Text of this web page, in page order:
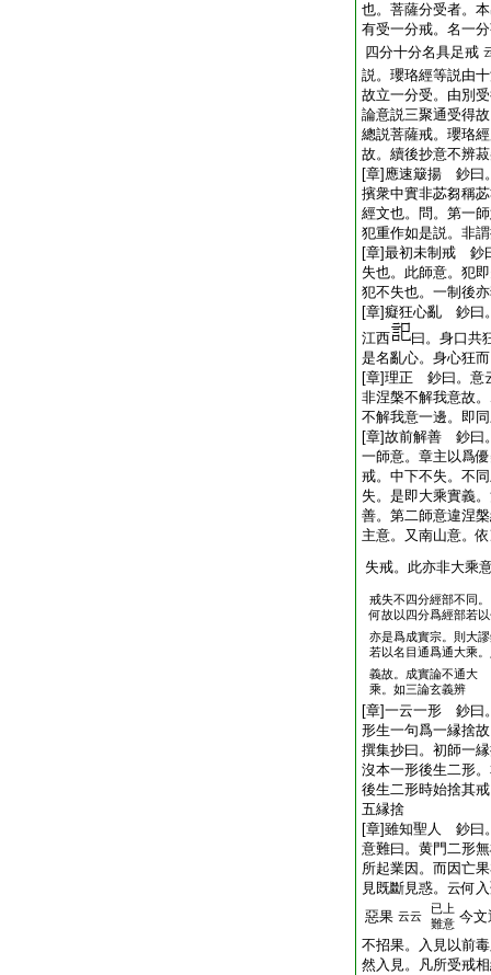
也。菩薩分受者。
有受一分戒。名一
四分十分名具足戒
説。瓔珞經等説由
故立一分受。由別
論意説三聚通受得
總説菩薩戒。瓔珞
故。續後抄意不辨
[章]應速簸揚 鈔曰
擯衆中實非苾芻稱
經文也。問。第一
犯重作如是説。非
[章]最初未制戒 鈔
失也。此師意。犯
犯不失也。一制後
[章]癡狂心亂 鈔曰
江西
曰。身口共
是名亂心。身心狂
[章]理正 鈔曰。意
非涅槃不解我意故
不解我意一邊。即
[章]故前解善 鈔曰
一師意。章主以爲
戒。中下不失。不
失。是即大乘實義
善。第二師意違涅
主意。又南山意。
失戒。此亦非大乘
戒失不四分經部不同
何故以四分爲經部若
亦是爲成實宗。則大
若以名目通爲通大乘
義故。成實論不通大
乘。如三論玄義辨
[章]一云一形 鈔曰
形生一句爲一縁捨
撰集抄曰。初師一
沒本一形後生二形
後生二形時始捨其
五縁捨
[章]雖知聖人 鈔曰
意難曰。黄門二形
所起業因。而因亡
見既斷見惑。云何
惡果 云云
已上
難意 今文
不招果。入見以前
然入見。凡所受戒